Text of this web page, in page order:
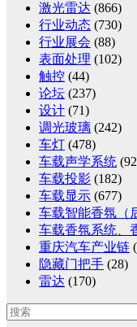
激光雷达 (866)
行业动态 (730)
行业展会 (88)
表面处理 (102)
触控 (44)
论坛 (237)
设计 (71)
调光玻璃 (242)
车灯 (478)
车载声学系统
车载投影 (182)
车载显示 (677)
车载智能香氛（
车载香氛系统、
重庆汽车产业链
隐藏门把手 (28)
雷达 (170)